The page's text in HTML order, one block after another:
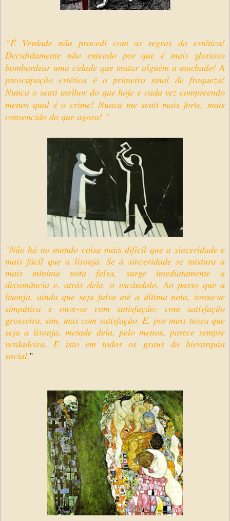
“É Verdade não procedi com as regras da estética!
Decididamente não entendo por que é mais glorioso
bombardear uma cidade que matar alguém a machado! A
preocupação estética é o primeiro sinal de fraqueza!
Nunca o senti melhor do que hoje e cada vez compreendo
menos qual é o crime! Nunca me senti mais forte, mais
convencido do que agora! ”
''Não há no mundo coisa mais difícil que a sinceridade e
mais fácil que a lisonja. Se à sinceridade se mistura a
mais mínima nota falsa, surge imediatamente a
dissonância e, atrás dela, o escândalo. Ao passo que a
lisonja, ainda que seja falsa até a última nota, torna-se
simpática e ouve-se com satisfação: com satisfação
grosseira, sim, mas com satisfação. E, por mais tosca que
seja a lisonja, metade dela, pelo menos, parece sempre
verdadeira. E isto em todos os graus da hierarquia
social.''